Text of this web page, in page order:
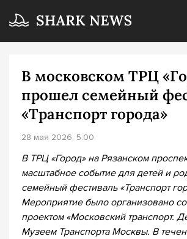
В московском ТРЦ
прошел семейный
«Транспорт города»
28 мая 2026, 5:00
В ТРЦ «Город» на Рязанском
масштабное событие для детей и
семейный фестиваль «Транспорт
Мероприятие было организовано
проектом «Московский транспорт.
Музеем Транспорта Москвы. В